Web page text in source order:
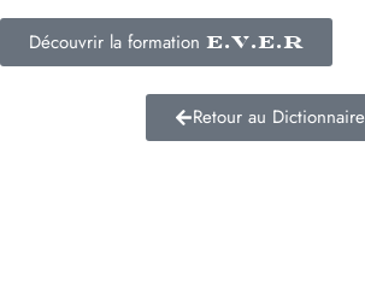
Découvrir la formation E.V.E.R
Retour au Dictionnaire